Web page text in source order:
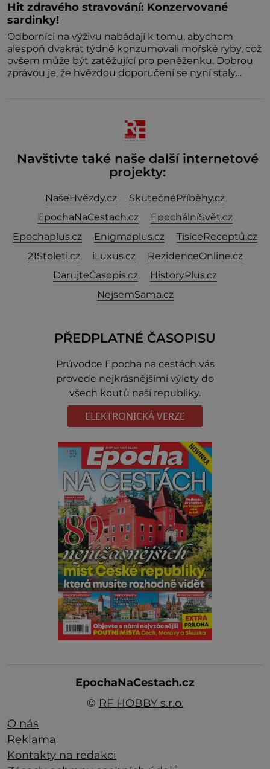
Hit zdravého stravování: Konzervované
sardinky!
Odborníci na výživu nabádají k tomu, abychom
alespoň dvakrát týdně konzumovali mořské ryby, což
ovšem může být zatěžující pro peněženku. Dobrou
zprávou je, že hvězdou doporučení se nyní staly
Navštivte také naše další internetové
projekty:
NašeHvězdy.cz
SkutečnéPříběhy.cz
EpochaNaCestach.cz
EpochálníSvět.cz
Epochaplus.cz
Enigmaplus.cz
TisíceReceptů.cz
21Stoleti.cz
iLuxus.cz
RezidenceOnline.cz
DarujteČasopis.cz
HistoryPlus.cz
NejsemSama.cz
PŘEDPLATNÉ ČASOPISU
Prúvodce Epocha na cestách vás
provede nejkrásnějšími výlety do
všech koutů naší republiky.
ELEKTRONICKÁ VERZE
EpochaNaCestach.cz
© RF HOBBY s.r.o.
O nás
Reklama
Kontakty na redakci